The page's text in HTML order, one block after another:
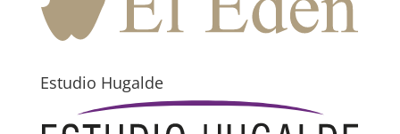
Estudio Hugalde